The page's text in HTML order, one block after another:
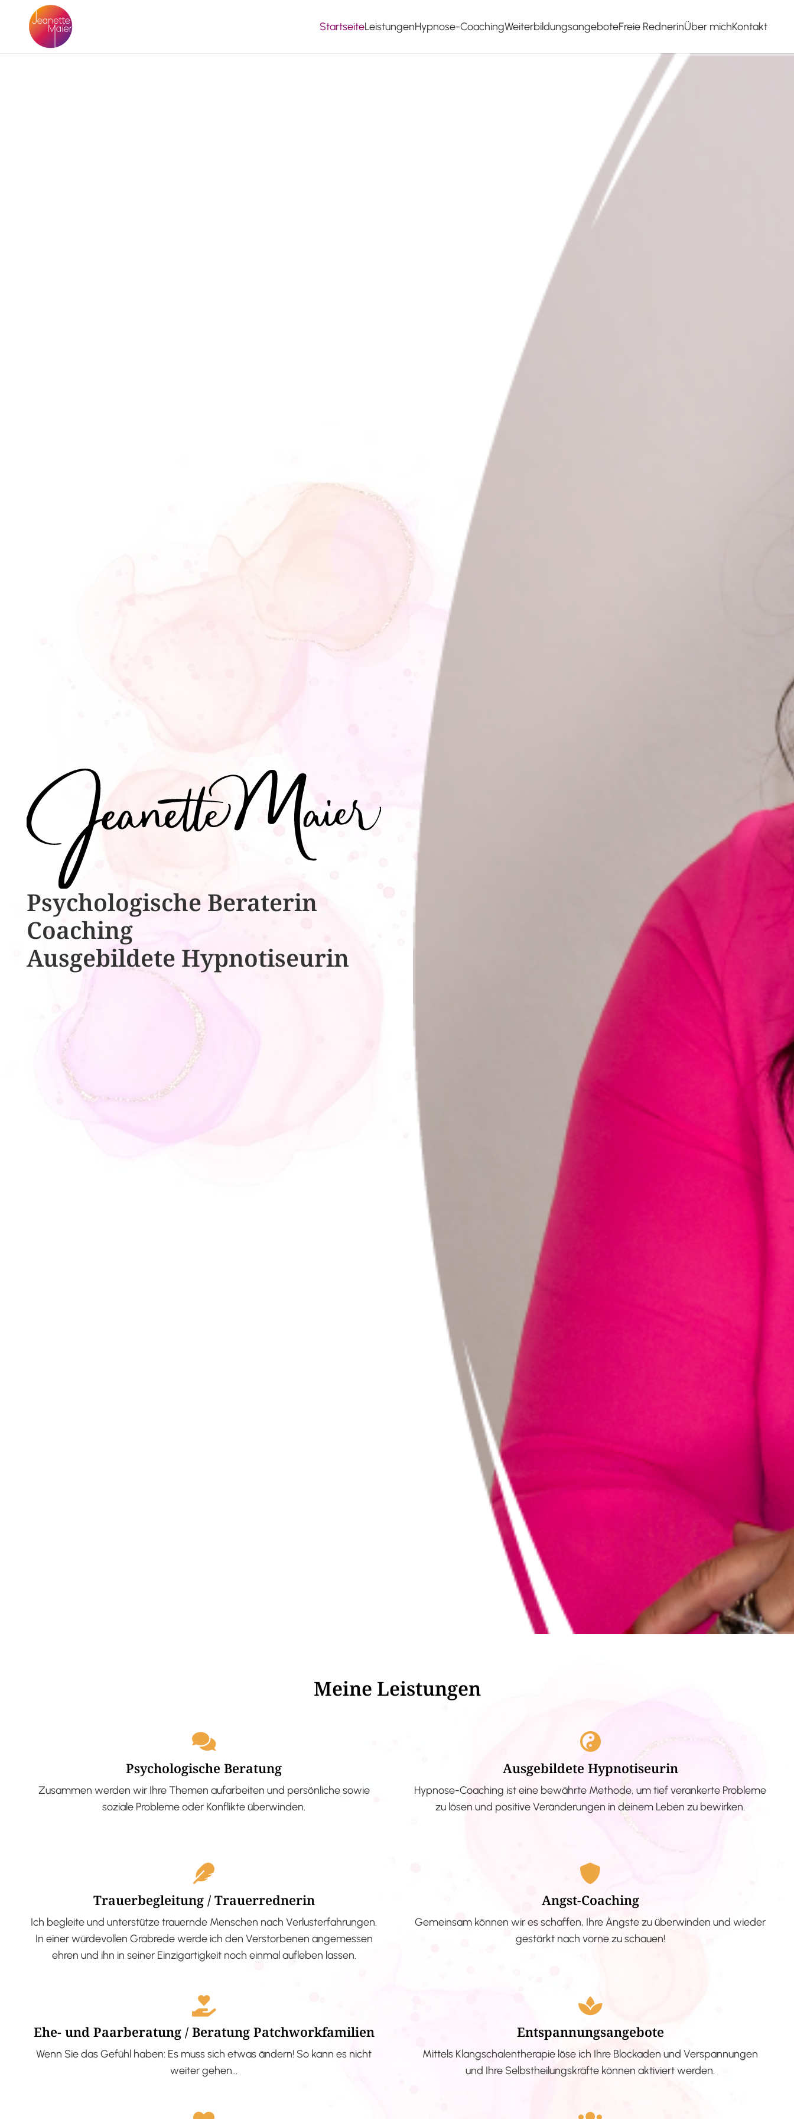
StartseiteLeistungenHypnose-CoachingWeiterbildungsangeboteFreie RednerinÜber michKontakt
Psychologische ​​Beraterin
Coaching
Ausgebildete​ ​Hypnotiseurin
Meine Leistungen
Psychologische Beratung
Zusammen werden wir Ihre Themen aufarbeiten und persönliche sowie
soziale Probleme oder Konflikte überwinden.
Ausgebildete Hypnotiseurin
Hypnose-Coaching ist eine bewährte Methode, um tief verankerte Probleme
zu lösen und positive Veränderungen in deinem Leben zu bewirken.
Trauerbegleitung / Trauerrednerin
Ich begleite und unterstütze trauernde Menschen nach Verlusterfahrungen.
In einer würdevollen Grabrede werde ich den Verstorbenen angemessen
ehren und ihn in seiner Einzigartigkeit noch einmal aufleben lassen.
Angst-Coaching
Gemeinsam können wir es schaffen, Ihre Ängste zu überwinden und wieder
gestärkt nach vorne zu schauen!
Ehe- und Paarberatung / Beratung Patchworkfamilien
Wenn Sie das Gefühl haben: Es muss sich etwas ändern! So kann es nicht
weiter gehen…
Entspannungsangebote
Mittels Klangschalentherapie löse ich Ihre Blockaden und Verspannungen
und Ihre Selbstheilungskräfte können aktiviert werden.